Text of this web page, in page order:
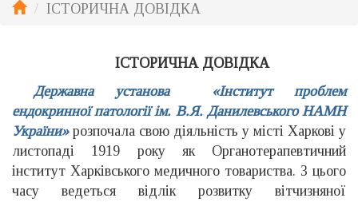
ІСТОРИЧНА ДОВІДКА
ІСТОРИЧНА ДОВІДКА
Державна установа «Інститут проблем
ендокринної патології ім. В.Я. Данилевського НАМН
України»розпочала свою діяльність у місті Харкові у
листопаді 1919 року як Органотерапевтичний
інститут Харківського медичного товариства. З цього
часу ведеться відлік розвитку вітчизняної